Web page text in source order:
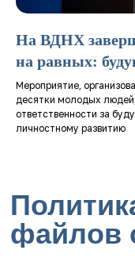
На ВДНХ
на равных:
Мероприятие,
десятки молодых
ответственности за
личностному развитию
Политика в
файлов